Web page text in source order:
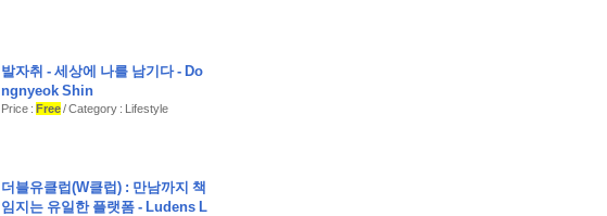
발자취 - 세상에 나를 남기다 - Do
ngnyeok Shin
Price : Free/ Category : Lifestyle
더블유클럽(W클럽) : 만남까지 책
임지는 유일한 플랫폼 - Ludens L